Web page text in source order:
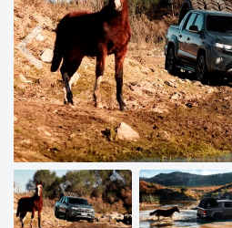
Anterior